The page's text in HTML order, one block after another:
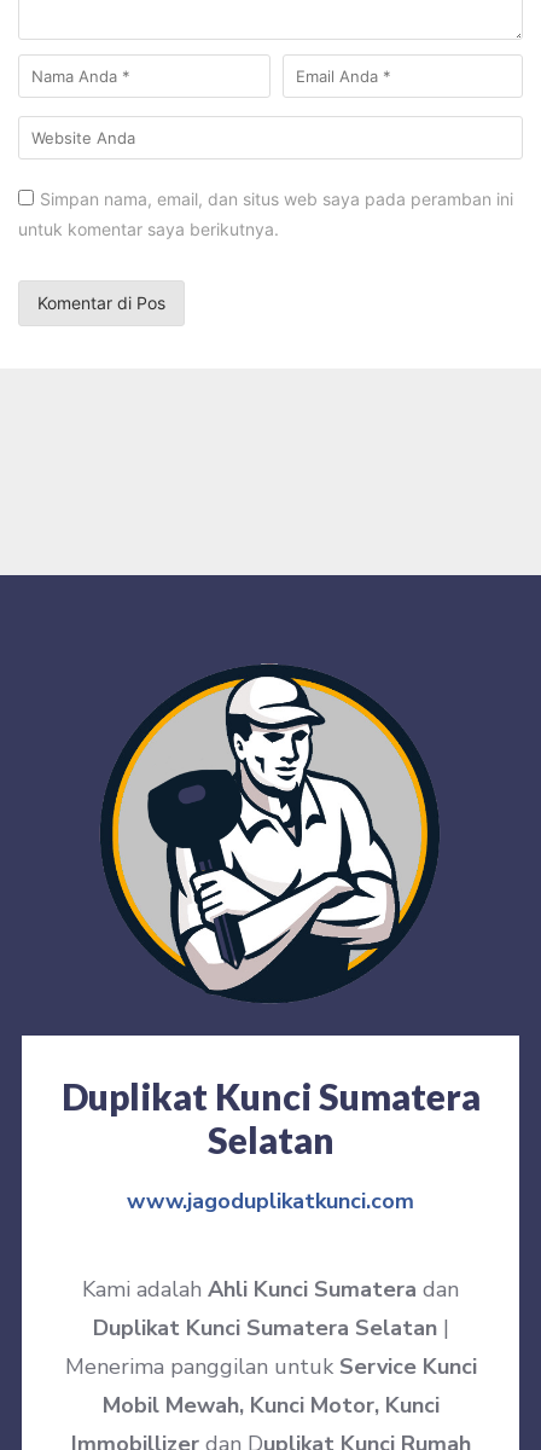
Simpan nama, email, dan situs web saya pada peramban ini
untuk komentar saya berikutnya.
Duplikat Kunci Sumatera
Selatan
www.jagoduplikatkunci.com
Kami adalah Ahli Kunci Sumatera dan
Duplikat Kunci Sumatera Selatan|
Menerima panggilan untuk Service Kunci
Mobil Mewah, Kunci Motor, Kunci
Immobillizerdan Duplikat Kunci Rumah